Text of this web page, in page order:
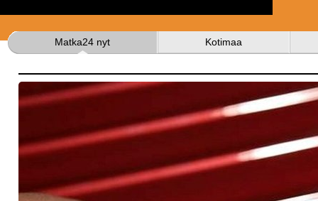
Matka24 nyt Kotimaa